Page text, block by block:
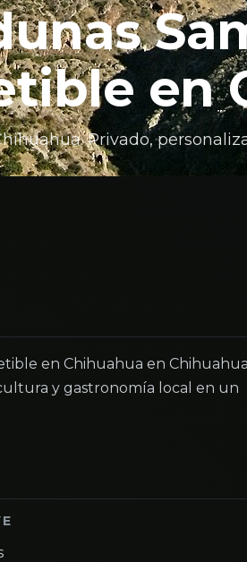
en
Privado,
en Chihuahua en
y gastronomía local en un